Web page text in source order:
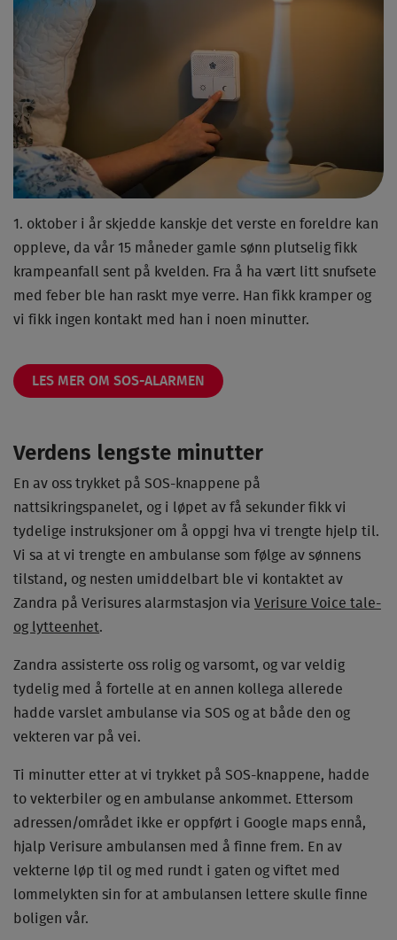
1. oktober i år skjedde kanskje det verste en foreldre kan
oppleve, da vår 15 måneder gamle sønn plutselig fikk
krampeanfall sent på kvelden. Fra å ha vært litt snufsete
med feber ble han raskt mye verre. Han fikk kramper og
vi fikk ingen kontakt med han i noen minutter.
LES MER OM SOS-ALARMEN
Verdens lengste minutter
En av oss trykket på SOS-knappene på
nattsikringspanelet, og i løpet av få sekunder fikk vi
tydelige instruksjoner om å oppgi hva vi trengte hjelp til.
Vi sa at vi trengte en ambulanse som følge av sønnens
tilstand, og nesten umiddelbart ble vi kontaktet av
Zandra på Verisures alarmstasjon via Verisure Voice tale-
og lytteenhet.
Zandra assisterte oss rolig og varsomt, og var veldig
tydelig med å fortelle at en annen kollega allerede
hadde varslet ambulanse via SOS og at både den og
vekteren var på vei.
Ti minutter etter at vi trykket på SOS-knappene, hadde
to vekterbiler og en ambulanse ankommet. Ettersom
adressen/området ikke er oppført i Google maps ennå,
hjalp Verisure ambulansen med å finne frem. En av
vekterne løp til og med rundt i gaten og viftet med
lommelykten sin for at ambulansen lettere skulle finne
boligen vår.